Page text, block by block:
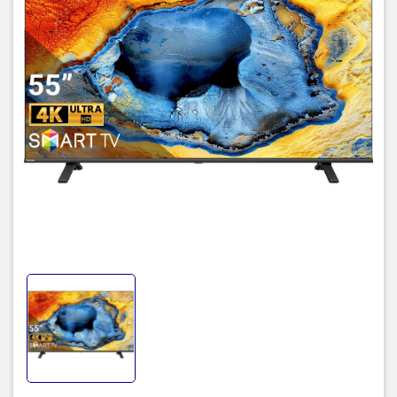
2. Hình ảnh – 4KHDR
Độ phân giải 4K Ultra HD (3840×2160) với tần số quét thực60 Hz
Chip xử lýRegza Engine ZR+ AI 4K Upscalinggiúp nâng cấp nội
dung Full HD gần chuẩn 4K
Hỗ trợ nhiều chuẩn HDR:Dolby Vision,HDR10/10+,HLG, kèm
công nghệColor Re‑Master,Super Contrast Booster, chế độ
Filmaker Mode
(cho chơi game
Loa 2 kênh tổng công suất
Regza Power Audio– mang lại trải nghiệm âm thanh vòm sống
động
4. Hệ điều hành & Ứng dụng